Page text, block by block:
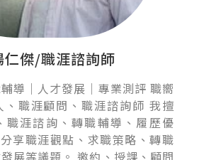
仁傑/職涯諮詢師
導｜人才發展｜專業測評 職嚮
、職涯顧問、職涯諮詢師 我擅
職涯諮詢、轉職輔導、履歷優
享職涯觀點、求職策略、轉職
展等議題。 邀約、授課、顧問